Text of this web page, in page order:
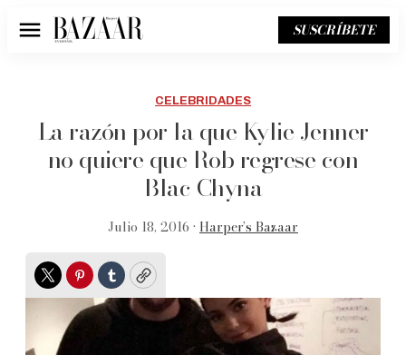
Menú SUSCRÍBETE
CELEBRIDADES
La razón por la que Kylie Jenner
no quiere que Rob regrese con
Blac Chyna
Julio 18, 2016 • Harper’s Bazaar
TwitterPinterest
TumblrCopy